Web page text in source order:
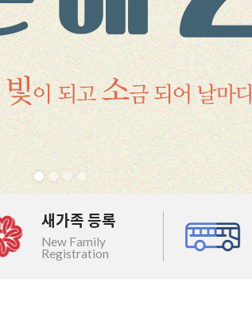
새가족 등록
New Family
Registration